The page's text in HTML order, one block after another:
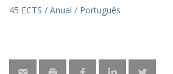
45 ECTS / Anual / Português